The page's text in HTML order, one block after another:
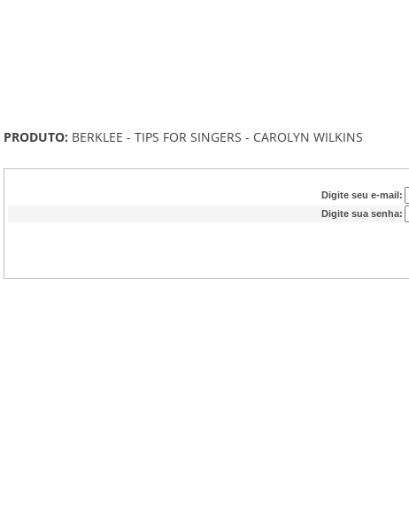
PRODUTO: BERKLEE - TIPS FOR SINGERS - CAROLYN WILKINS
Digite seu e-mail:
Digite sua senha: